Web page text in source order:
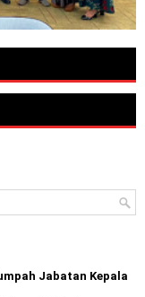
Jabatan Kepala